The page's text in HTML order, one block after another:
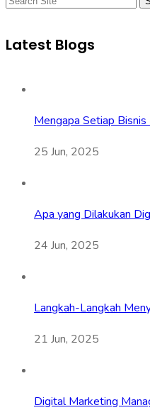
Latest Blogs
Mengapa Setiap Bisnis
25 Jun, 2025
Apa yang Dilakukan
24 Jun, 2025
Langkah-Langkah
21 Jun, 2025
Digital Marketing